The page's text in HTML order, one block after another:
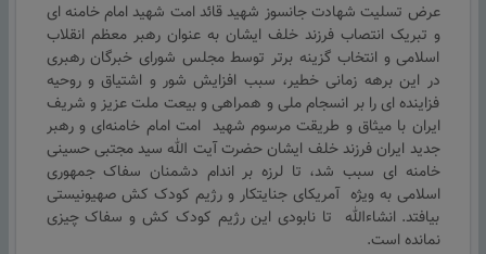
عرض تسلیت شهادت جانسوز شهید قائد امت شهید امام خامنه ای
و تبریک انتصاب فرزند خلف ایشان به عنوان رهبر معظم انقلاب
اسلامی و انتخاب گزینه برتر توسط مجلس شورای خبرگان رهبری
در این برهه زمانی خطیر، سبب افزایش شور و اشتیاق و روحیه
فزاینده ای را بر انسجام ملی و همراهی و بیعت ملت عزیز و شریف
ایران با میثاق و طریقت مرسوم شهید امت امام خامنه‌ای و رهبر
جدید ایران فرزند خلف ایشان حضرت آیت الله سید مجتبی حسینی
خامنه ای سبب شد، تا لرزه بر اندام دشمنان سفاک جمهوری
اسلامی به ویژه آمریکای جنایتکار و رژیم کودک کش صهیونیستی
بیافتد. انشاءالله تا نابودی این رژیم کودک کش و سفاک چیزی
نمانده است.